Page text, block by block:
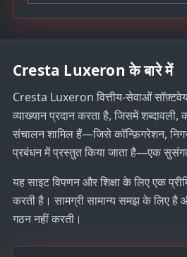
t
a
t
s
+
1
Cresta Luxeron के बारे में
Cresta Luxeron वित्तीय-सेवाओं
व्याख्यान प्रदान करता है, जिसमें
संचालन शामिल हैं—जिसे कॉन्फ़िगरेशन,
प्रबंधन में प्रस्तुत किया जाता है—एक
यह साइट विपणन और शिक्षा के लिए एक
करती है। सामग्री सामान्य समझ के लिए है
गठन नहीं करती।